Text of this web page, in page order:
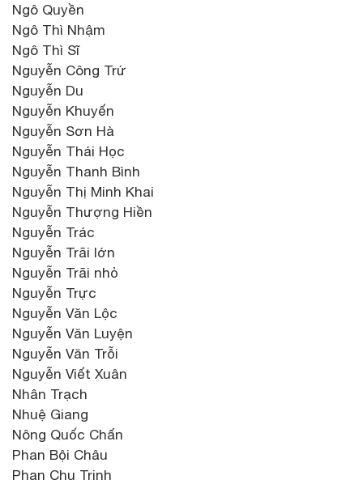
Ngô Quyền
Ngô Thì Nhậm
Ngô Thì Sĩ
Nguyễn Công Trứ
Nguyễn Du
Nguyễn Khuyến
Nguyễn Sơn Hà
Nguyễn Thái Học
Nguyễn Thanh Bình
Nguyễn Thị Minh Khai
Nguyễn Thượng Hiền
Nguyễn Trác
Nguyễn Trãi lớn
Nguyễn Trãi nhỏ
Nguyễn Trực
Nguyễn Văn Lộc
Nguyễn Văn Luyện
Nguyễn Văn Trỗi
Nguyễn Viết Xuân
Nhân Trạch
Nhuệ Giang
Nông Quốc Chấn
Phan Bội Châu
Phan Chu Trinh